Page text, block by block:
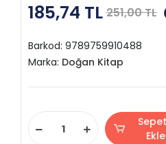
185,74 TL 251,00 TL
Barkod: 9789759910488
Marka: Doğan Kitap
Ekle